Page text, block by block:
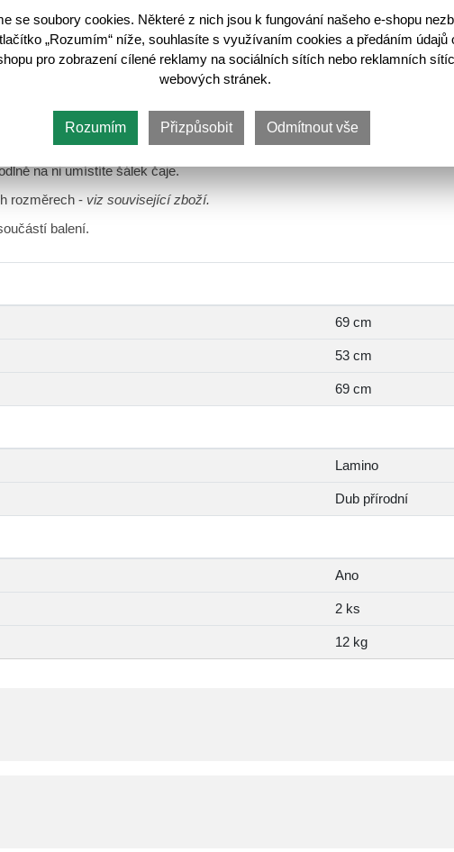
obývacího pokoje. Vybrat si můžete například
trendy. Inovativní zpracování je kombinací 2 barev -dub lancelot/černá
na ni umístíte šálek čaje.
rozměrech - viz související zboží.
balení.
69 cm
53 cm
69 cm
Lamino
Dub přírodní
Ano
2 ks
12 kg
se soubory cookies. Některé z nich jsou k fungování našeho e-shopu
„Rozumím“ níže, souhlasíte s využívaním cookies a předáním údajů
pro zobrazení cílené reklamy na sociálních sítích nebo reklamních
webových stránek.
Rozumím Přizpůsobit Odmítnout vše